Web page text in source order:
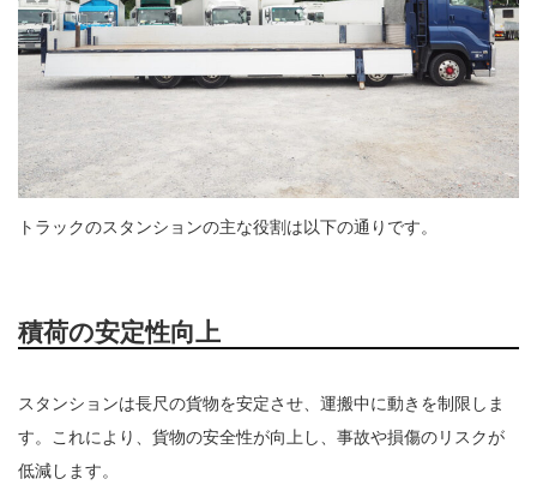
トラックのスタンションの主な役割は以下の通りです。
積荷の安定性向上
スタンションは長尺の貨物を安定させ、運搬中に動きを制限しま
す。これにより、貨物の安全性が向上し、事故や損傷のリスクが
低減します。